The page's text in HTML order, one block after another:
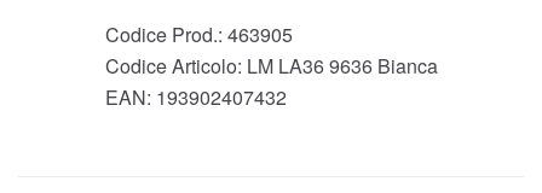
Codice Prod.: 463905
Codice Articolo: LM LA36 9636 Bianca
EAN: 193902407432